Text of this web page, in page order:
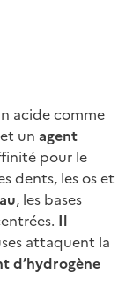
acide comme
et un agent
pour le
dents, les os et
, les bases
Il
attaquent la
d’hydrogène